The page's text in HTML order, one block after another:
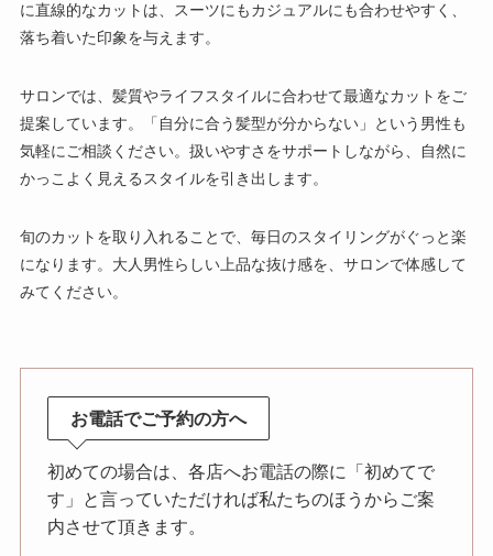
に直線的なカットは、スーツにもカジュアルにも合わせやすく、
落ち着いた印象を与えます。
サロンでは、髪質やライフスタイルに合わせて最適なカットをご
提案しています。「自分に合う髪型が分からない」という男性も
気軽にご相談ください。扱いやすさをサポートしながら、自然に
かっこよく見えるスタイルを引き出します。
旬のカットを取り入れることで、毎日のスタイリングがぐっと楽
になります。大人男性らしい上品な抜け感を、サロンで体感して
みてください。
お電話でご予約の方へ
初めての場合は、各店へお電話の際に「初めてで
す」と言っていただければ私たちのほうからご案
内させて頂きます。